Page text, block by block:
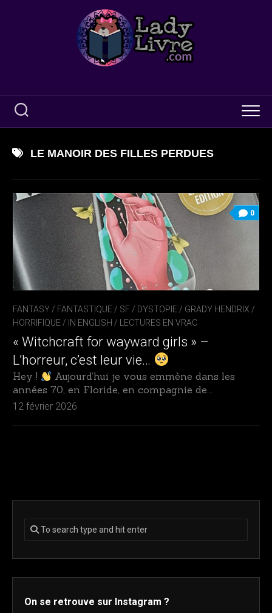
LE MANOIR DES FILLES PERDUES
0
FANTASY / FANTASTIQUE / SF / DYSTOPIE / GRADY HENDRIX /
HORRIFIQUE / IN ENGLISH / LECTURES EN VRAC
« Witchcraft for wayward girls » –
L’horreur, c’est leur vie…
Hey !
Aujourd’hui je vous emmène dans les
années 70, en Floride, en compagnie de...
12 février 2026
On se retrouve sur Instagram ?